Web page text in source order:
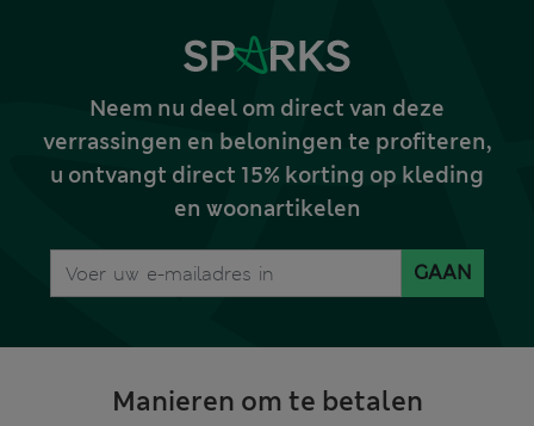
Neem nu deel om direct van deze
verrassingen en beloningen te profiteren,
u ontvangt direct 15% korting op kleding
en woonartikelen
GAAN
Manieren om te betalen